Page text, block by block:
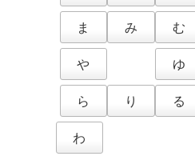
ま
み む
や
ゆ
ら
り る
わ